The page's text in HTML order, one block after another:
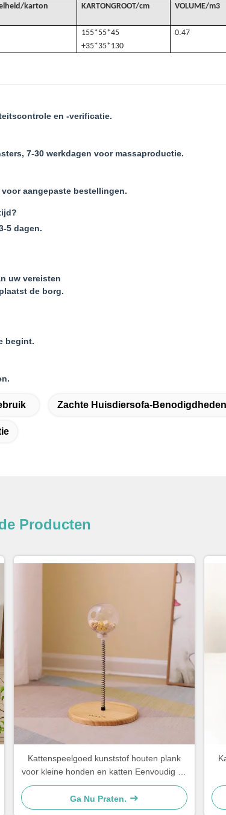
karton KARTONGROOT/cm VOLUME/m3
155*55*45
+35*35*130
0.47
en -verificatie.
7-30 werkdagen voor massaproductie.
aangepaste bestellingen.
5 dagen.
uw vereisten
de borg.
begint.
Zachte Huisdiersofa-Benodigdheden
Producten
Kattenspeelgoed kunststof houten plank
voor kleine honden en katten Eenvoudig en
praktisch
Ga Nu Praten.